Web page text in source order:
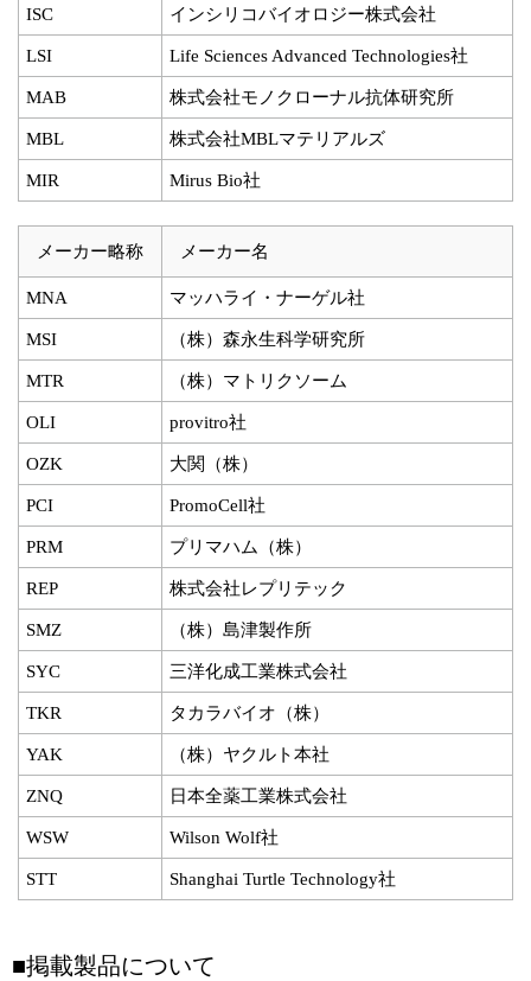
ISC インシリコバイオロジー株式会社
LSI Life Sciences Advanced Technologies社
MAB 株式会社モノクローナル抗体研究所
MBL 株式会社MBLマテリアルズ
MIR Mirus Bio社
メーカー略称 メーカー名
MNA マッハライ・ナーゲル社
MSI （株）森永生科学研究所
MTR （株）マトリクソーム
OLI provitro社
OZK 大関（株）
PCI PromoCell社
PRM プリマハム（株）
REP 株式会社レプリテック
SMZ （株）島津製作所
SYC 三洋化成工業株式会社
TKR タカラバイオ（株）
YAK （株）ヤクルト本社
ZNQ 日本全薬工業株式会社
WSW Wilson Wolf社
STT Shanghai Turtle Technology社
■掲載製品について